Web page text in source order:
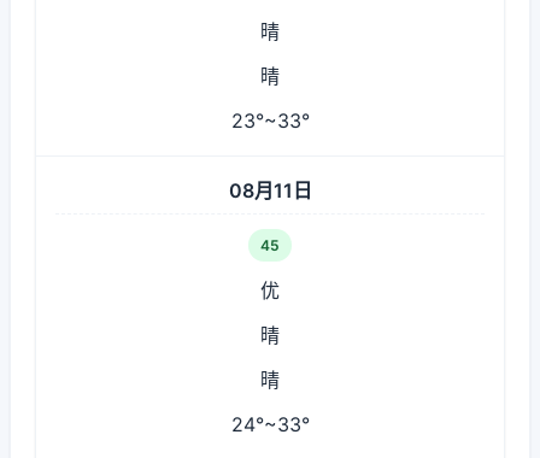
晴
晴
23°~33°
08月11日
45
优
晴
晴
24°~33°